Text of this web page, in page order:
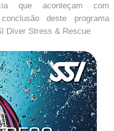
que aconteçam com
deste programa
Diver Stress & Rescue